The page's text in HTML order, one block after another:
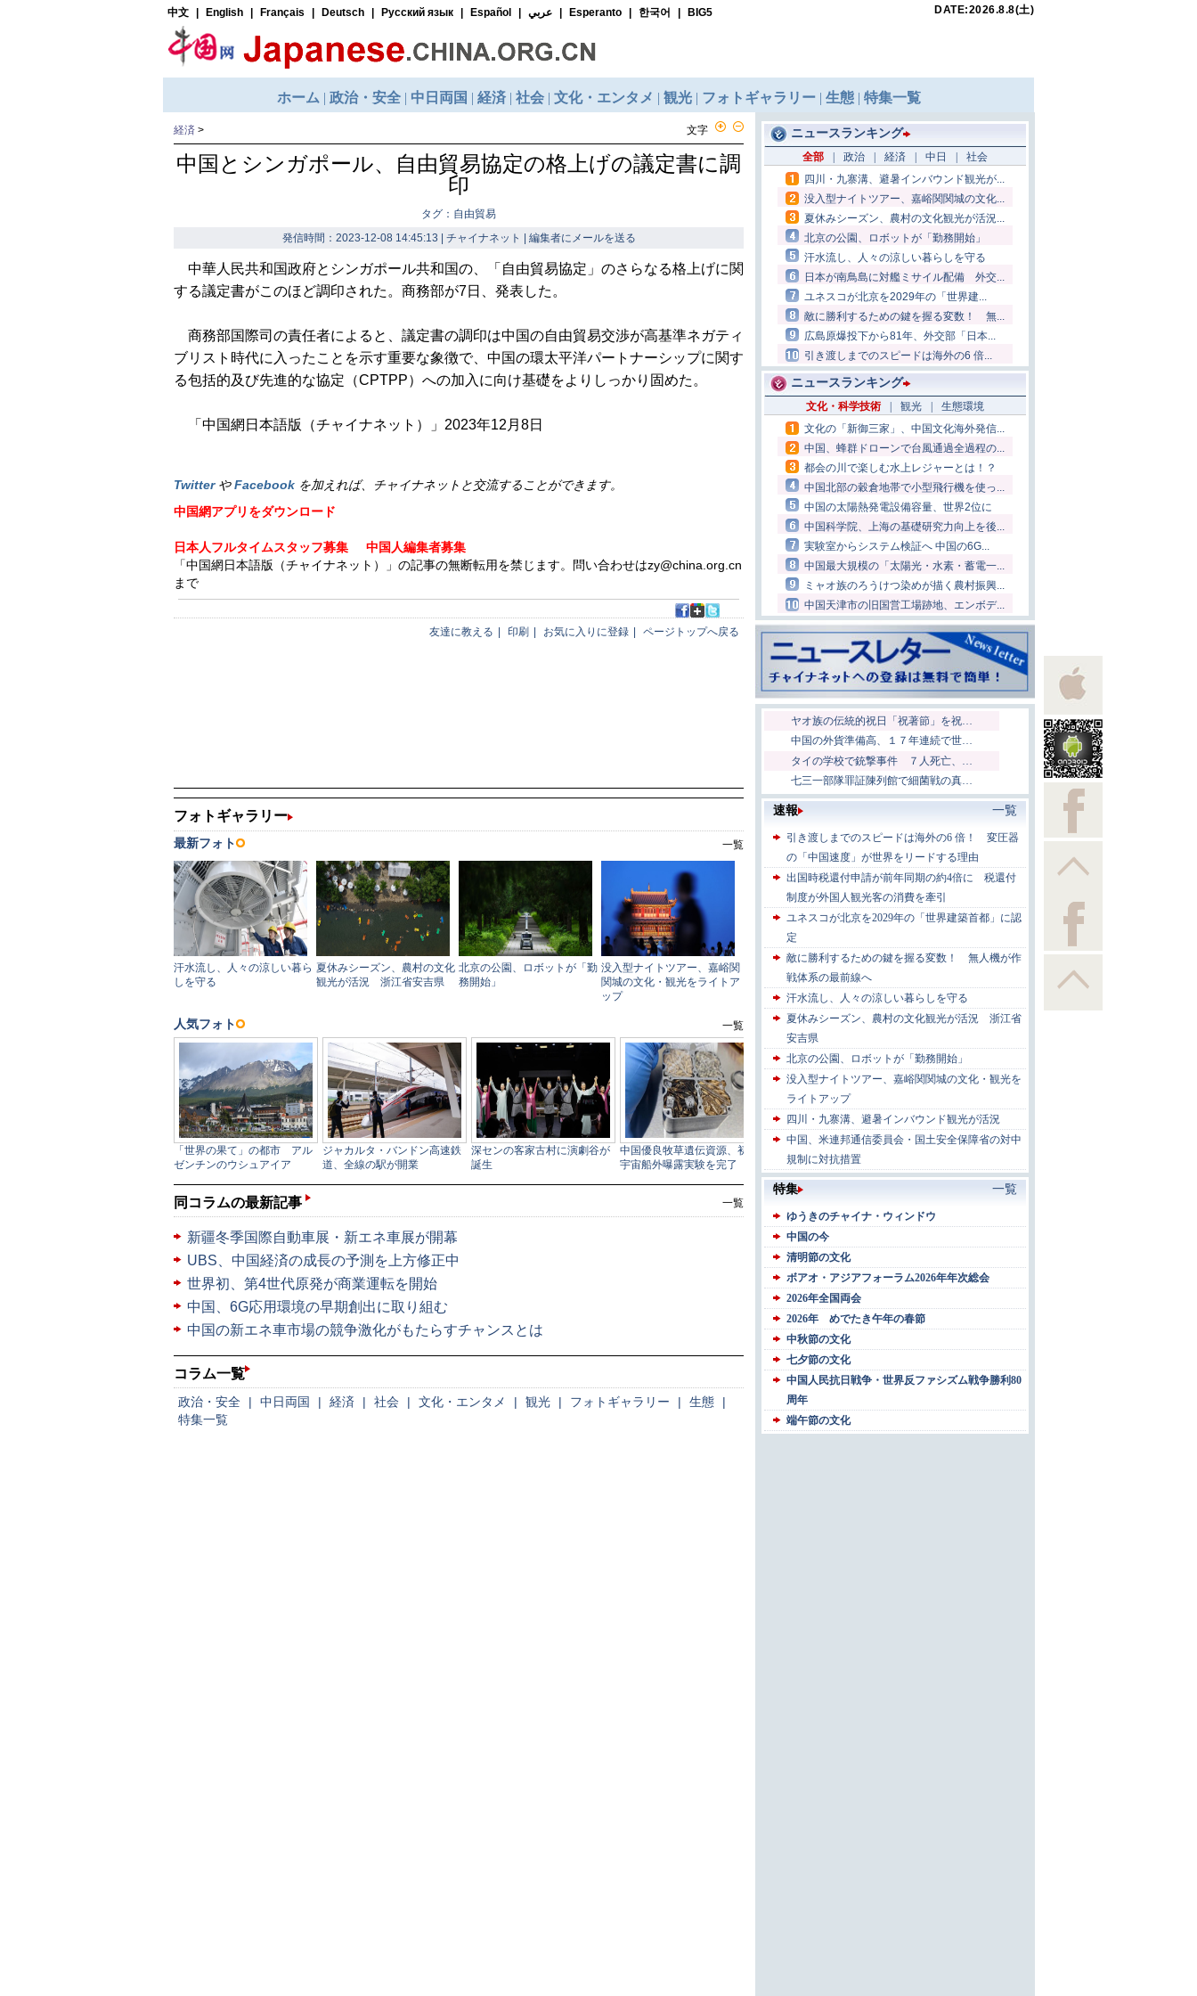
文字
経済 >
中国とシンガポール、自由貿易協定の格上げの議定書に調
印
タグ：自由貿易
発信時間：2023-12-08 14:45:13 | チャイナネット | 編集者にメールを送る
中華人民共和国政府とシンガポール共和国の、「自由貿易協定」のさらなる格上げに関
する議定書がこのほど調印された。商務部が7日、発表した。
商務部国際司の責任者によると、議定書の調印は中国の自由貿易交渉が高基準ネガティ
ブリスト時代に入ったことを示す重要な象徴で、中国の環太平洋パートナーシップに関す
る包括的及び先進的な協定（CPTPP）への加入に向け基礎をよりしっかり固めた。
「中国網日本語版（チャイナネット）」2023年12月8日
Twitter やFacebook を加えれば、チャイナネットと交流することができます。
中国網アプリをダウンロード
日本人フルタイムスタッフ募集
中国人編集者募集
「中国網日本語版（チャイナネット）」の記事の無断転用を禁じます。問い合わせはzy@china.org.cn
まで
友達に教える 印刷 お気に入りに登録 ページトップへ戻る
一覧
同コラムの最新記事
新疆冬季国際自動車展・新エネ車展が開幕
UBS、中国経済の成長の予測を上方修正中
世界初、第4世代原発が商業運転を開始
中国、6G応用環境の早期創出に取り組む
中国の新エネ車市場の競争激化がもたらすチャンスとは
コラム一覧
政治・安全 | 中日両国 | 経済 | 社会 | 文化・エンタメ | 観光 | フォトギャラリー | 生態
|
特集一覧